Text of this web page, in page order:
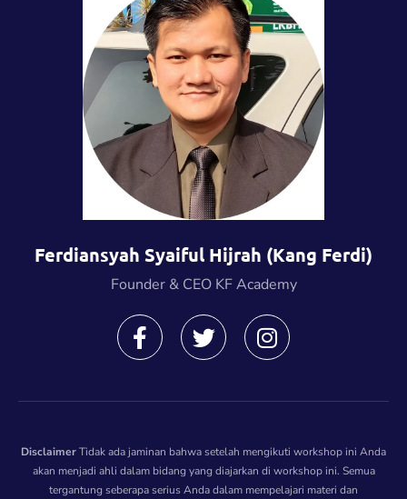
Ferdiansyah Syaiful Hijrah (Kang Ferdi)
Founder & CEO KF Academy
DisclaimerTidak ada jaminan bahwa setelah mengikuti workshop ini Anda
akan menjadi ahli dalam bidang yang diajarkan di workshop ini. Semua
tergantung seberapa serius Anda dalam mempelajari materi dan